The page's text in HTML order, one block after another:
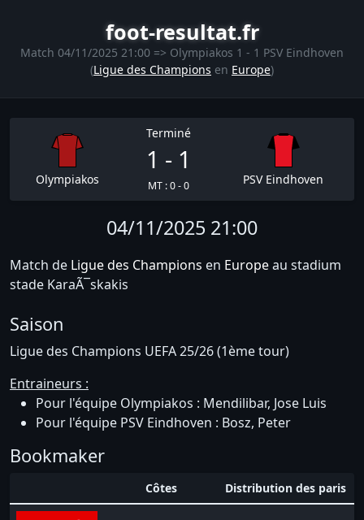
foot-resultat.fr
Match 04/11/2025 21:00 => Olympiakos 1 - 1 PSV Eindhoven
(Ligue des Champions en Europe)
Olympiakos
Terminé
1 - 1
MT : 0 - 0 PSV Eindhoven
04/11/2025 21:00
Match de Ligue des Champions en Europeau stadium
stade KaraÃ¯skakis
Saison
Ligue des Champions UEFA 25/26 (1ème tour)
Entraineurs :
Pour l'équipe Olympiakos : Mendilibar, Jose Luis
Pour l'équipe PSV Eindhoven : Bosz, Peter
Bookmaker
Côtes Distribution des paris